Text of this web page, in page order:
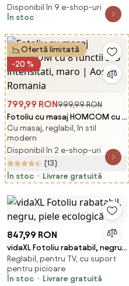
Disponibil în 9 e-shop-uri
În stoc
Ofertă limitată
-20 %
799,99 RON999,99 RON
Fotoliu cu masaj HOMCOM cu 8
functii si 5 intensitati, maro |
Aosom Romania
Cu masaj, reglabil, în stil
modern
Disponibil în 2 e-shop-uri
(13)
În stoc
Livrare gratuită
847,99 RON
vidaXL Fotoliu rabatabil, negru,
piele ecologică
Reglabil, pentru TV, cu suport
pentru picioare
În stoc
Livrare gratuită